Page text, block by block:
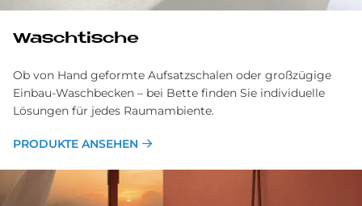
Wasch­ti­sche
Ob von Hand geformte Aufsatzschalen oder großzügige
Einbau-Waschbecken – bei Bette finden Sie individuelle
Lösungen für jedes Raumambiente.
PRODUKTE ANSEHEN